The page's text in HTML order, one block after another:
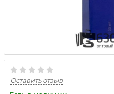
Оставить отзыв